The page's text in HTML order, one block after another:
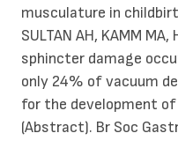
musculature in
SULTAN AH, KAMM MA,
sphincter damage
only 24% of vacuum
for the development
(Abstract). Br Soc